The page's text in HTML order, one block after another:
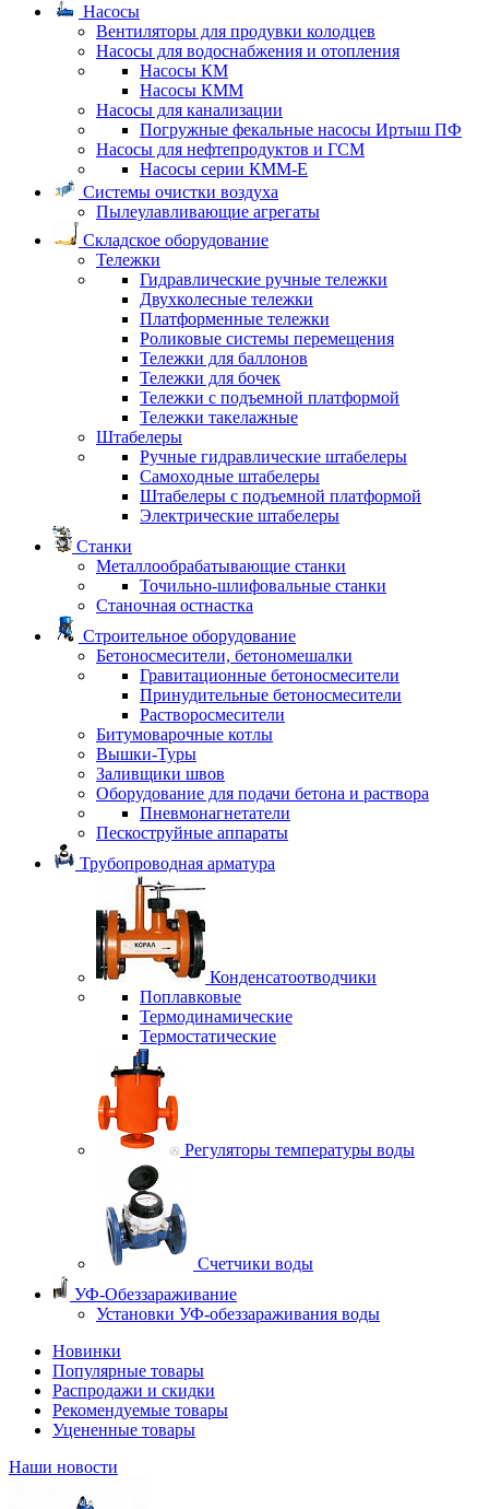
Насосы
Вентиляторы для продувки колодцев
Насосы для водоснабжения и отопления
Насосы КМ
Насосы КММ
Насосы для канализации
Погружные фекальные насосы Иртыш ПФ
Насосы для нефтепродуктов и ГСМ
Насосы серии КММ-Е
Системы очистки воздуха
Пылеулавливающие агрегаты
Складское оборудование
Тележки
Гидравлические ручные тележки
Двухколесные тележки
Платформенные тележки
Роликовые системы перемещения
Тележки для баллонов
Тележки для бочек
Тележки с подъемной платформой
Тележки такелажные
Штабелеры
Ручные гидравлические штабелеры
Самоходные штабелеры
Штабелеры с подъемной платформой
Электрические штабелеры
Станки
Металлообрабатывающие станки
Точильно-шлифовальные станки
Станочная остнастка
Строительное оборудование
Бетоносмесители, бетономешалки
Гравитационные бетоносмесители
Принудительные бетоносмесители
Растворосмесители
Битумоварочные котлы
Вышки-Туры
Заливщики швов
Оборудование для подачи бетона и раствора
Пневмонагнетатели
Пескоструйные аппараты
Трубопроводная арматура
Конденсатоотводчики
Поплавковые
Термодинамические
Термостатические
Регуляторы температуры воды
Счетчики воды
УФ-Обеззараживание
Установки УФ-обеззараживания воды
Новинки
Популярные товары
Распродажи и скидки
Рекомендуемые товары
Уцененные товары
Наши новости